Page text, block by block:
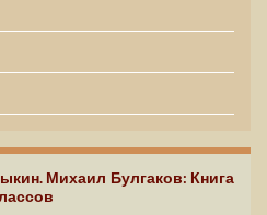
Михаил Булгаков: Книга